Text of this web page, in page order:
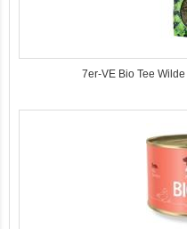
7er-VE Bio Tee